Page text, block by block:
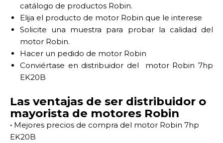
catálogo de productos Robin.
Elija el producto de motor Robin que le interese
Solicite una muestra para probar la calidad del
motor Robin.
Hacer un pedido de motor Robin
Conviértase en distribuidor del motor Robin 7hp
EK20B
Las ventajas de ser distribuidor o
mayorista de motores Robin
· Mejores precios de compra del motor Robin 7hp
EK20B